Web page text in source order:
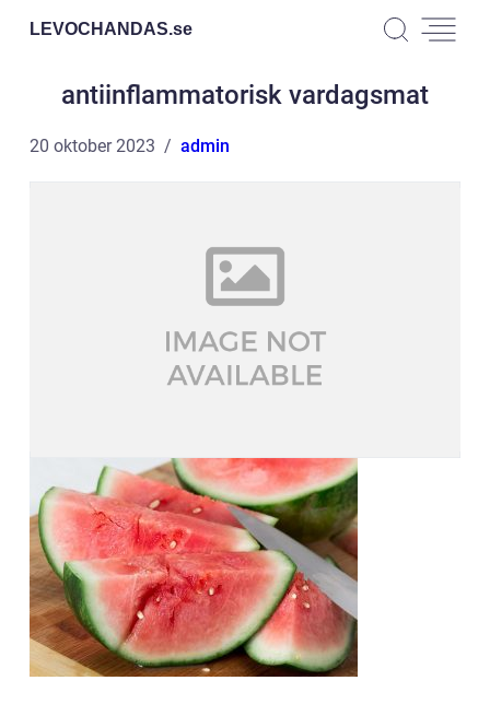
LEVOCHANDAS.se
antiinflammatorisk vardagsmat
20 oktober 2023 admin